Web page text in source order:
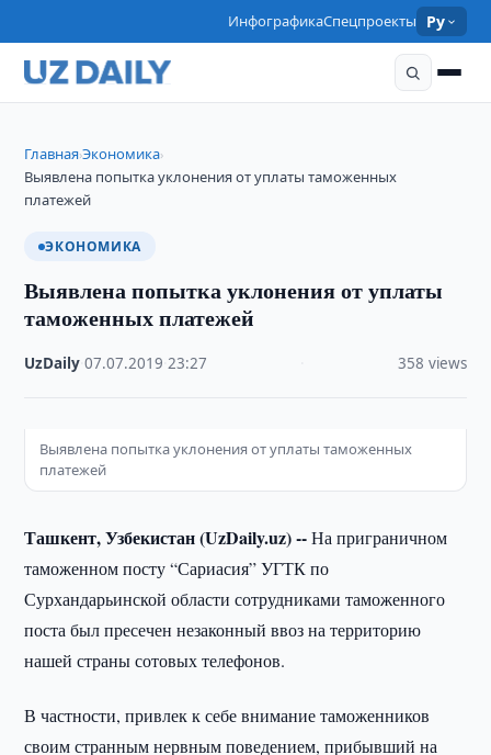
ИнфографикаСпецпроекты Ру
Главная›Экономика›
Выявлена попытка уклонения от уплаты таможенных
платежей
ЭКОНОМИКА
Выявлена попытка уклонения от уплаты
таможенных платежей
UzDaily ·07.07.2019 ·23:27 358 views
Выявлена попытка уклонения от уплаты таможенных
платежей
Ташкент, Узбекистан (UzDaily.uz) --На приграничном
таможенном посту “Сариасия” УГТК по
Сурхандарьинской области сотрудниками таможенного
поста был пресечен незаконный ввоз на территорию
нашей страны сотовых телефонов.
В частности, привлек к себе внимание таможенников
своим странным нервным поведением, прибывший на